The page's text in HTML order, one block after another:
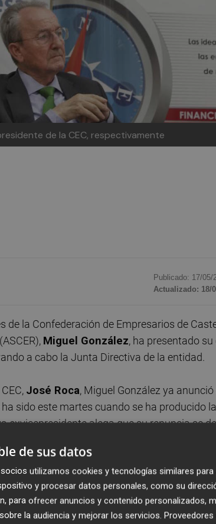
de la CEC, respectivamente
Publicado: 17/05/
Actualizado: 18/
de la Confederación de Empresarios de
Miguel González, ha presentado
a cabo la Junta Directiva de la entidad.
José Roca, Miguel González ya anunció
sido este martes cuando se ha producido la
exvicepresidente alega que su renuncia se
que tiene a dimitir". "Yo estoy aquí
al tiempo que ha lamentado que "se
que son mentira".
de sus datos
utilizamos cookies y tecnologías similares para
y procesar datos personales, como su
para ofrecer anuncios y contenido personalizados,
la audiencia y mejorar los servicios.